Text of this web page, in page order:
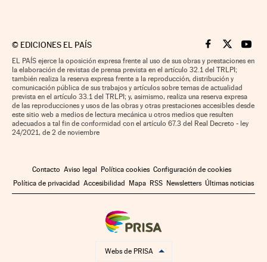
© EDICIONES EL PAÍS Cinco Días en
Cinco Días
Cinco
EL PAÍS ejerce la oposición expresa frente al uso de sus obras y prestaciones en
la elaboración de revistas de prensa prevista en el artículo 32.1 del TRLPI;
también realiza la reserva expresa frente a la reproducción, distribución y
comunicación pública de sus trabajos y artículos sobre temas de actualidad
prevista en el artículo 33.1 del TRLPI; y, asimismo, realiza una reserva expresa
de las reproducciones y usos de las obras y otras prestaciones accesibles desde
este sitio web a medios de lectura mecánica u otros medios que resulten
adecuados a tal fin de conformidad con el artículo 67.3 del Real Decreto - ley
24/2021, de 2 de noviembre
Contacto Aviso legal Política cookies Configuración de cookies
Política de privacidad Accesibilidad Mapa RSS Newsletters Últimas noticias
Webs de PRISA